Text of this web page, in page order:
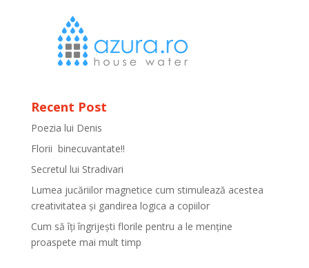
Recent Post
Poezia lui Denis
Florii binecuvantate!!
Secretul lui Stradivari
Lumea jucăriilor magnetice cum stimulează acestea
creativitatea și gandirea logica a copiilor
Cum să îți îngrijești florile pentru a le menține
proaspete mai mult timp